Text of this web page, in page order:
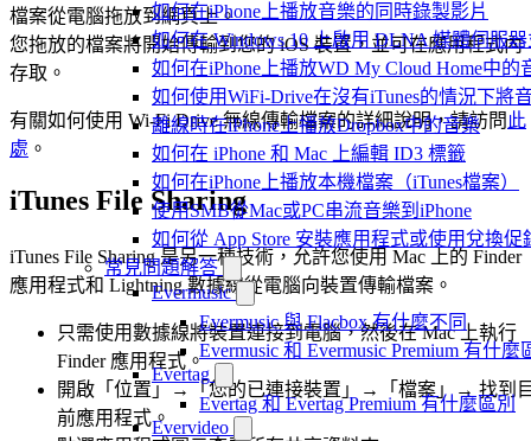
如何在iPhone上播放音樂的同時錄製影片
如何在 Windows 10 上啟用 DLNA 媒體伺服
如何在iPhone上播放WD My Cloud Home中的
如何使用WiFi-Drive在沒有iTunes的情況下將
離線時在iPhone上播放Dropbox中的音樂
如何在 iPhone 和 Mac 上編輯 ID3 標籤
如何在iPhone上播放本機檔案（iTunes檔案）
使用SMB從Mac或PC串流音樂到iPhone
如何從 App Store 安裝應用程式或使用兌換
常見問題解答
Evermusic
Evermusic 與 Flacbox 有什麼不同
Evermusic 和 Evermusic Premium 有什麼
Evertag
Evertag 和 Evertag Premium 有什麼區別
Evervideo
檔案從電腦拖放到網頁上。
您拖放的檔案將開始傳輸到您的 iOS 裝置，並可在應用程式內
存取。
有關如何使用 Wi-Fi Drive 無線傳輸檔案的詳細說明，請訪問 此
處 。
iTunes File Sharing
iTunes File Sharing 是另一種技術，允許您使用 Mac 上的 Finder
應用程式和 Lightning 數據線從電腦向裝置傳輸檔案。
只需使用數據線將裝置連接到電腦，然後在 Mac 上執行
Finder 應用程式。
開啟「位置」→「您的已連接裝置」→「檔案」→ 找到
前應用程式。